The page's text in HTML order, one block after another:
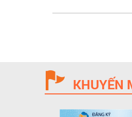
KHUYẾN